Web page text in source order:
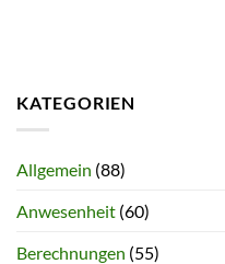
KATEGORIEN
Allgemein (88)
Anwesenheit (60)
Berechnungen (55)